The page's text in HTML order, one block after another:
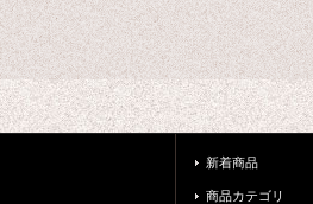
新着商品
商品カテゴリ